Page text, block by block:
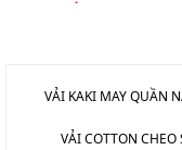
VẢI KAKI MAY QUẦN
VẢI COTTON CHEO